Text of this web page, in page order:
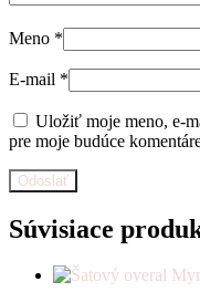
Meno *
E-mail *
Uložiť moje meno, e-
pre moje budúce
Súvisiace